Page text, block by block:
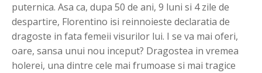
puternica. Asa ca, dupa 50 de ani, 9 luni si 4 zile de
despartire, Florentino isi reinnoieste declaratia de
dragoste in fata femeii visurilor lui. I se va mai oferi,
oare, sansa unui nou inceput? Dragostea in vremea
holerei, una dintre cele mai frumoase si mai tragice